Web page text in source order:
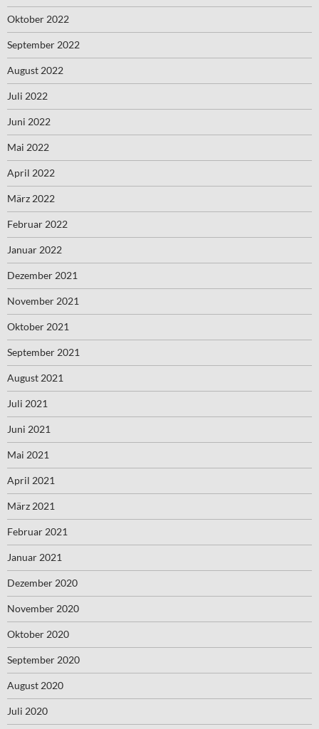
Oktober 2022
September 2022
August 2022
Juli 2022
Juni 2022
Mai 2022
April 2022
März 2022
Februar 2022
Januar 2022
Dezember 2021
November 2021
Oktober 2021
September 2021
August 2021
Juli 2021
Juni 2021
Mai 2021
April 2021
März 2021
Februar 2021
Januar 2021
Dezember 2020
November 2020
Oktober 2020
September 2020
August 2020
Juli 2020